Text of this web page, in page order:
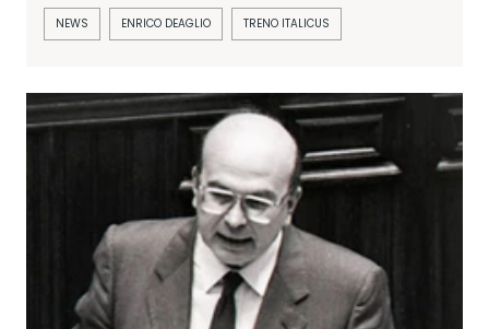
NEWS ENRICO DEAGLIO TRENO ITALICUS